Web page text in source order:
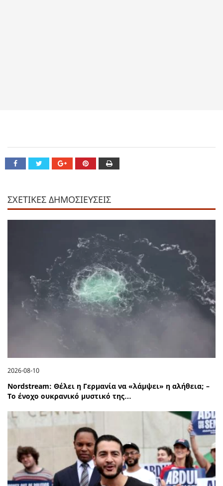
ΣΧΕΤΙΚΕΣ ΔΗΜΟΣΙΕΥΣΕΙΣ
2026-08-10
Nordstream: Θέλει η Γερμανία να «λάμψει» η αλήθεια; –
Το ένοχο ουκρανικό μυστικό της…